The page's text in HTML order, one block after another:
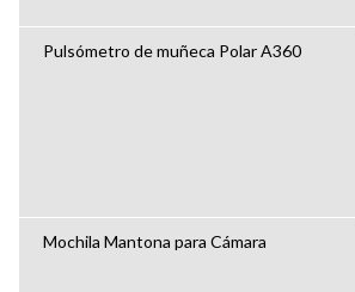
Pulsómetro de muñeca Polar A360
Mochila Mantona para Cámara